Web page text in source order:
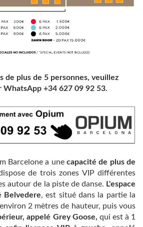
de plus de 5 personnes, veuillez
WhatsApp +34 627 09 92 53.
Barcelone a une capacité de plus de
de trois zones VIP différentes
autour de la piste de danse. L'espace
Belvedere, est situé dans la partie la
2 mètres de hauteur, puis vous
appelé Grey Goose, qui est à 1